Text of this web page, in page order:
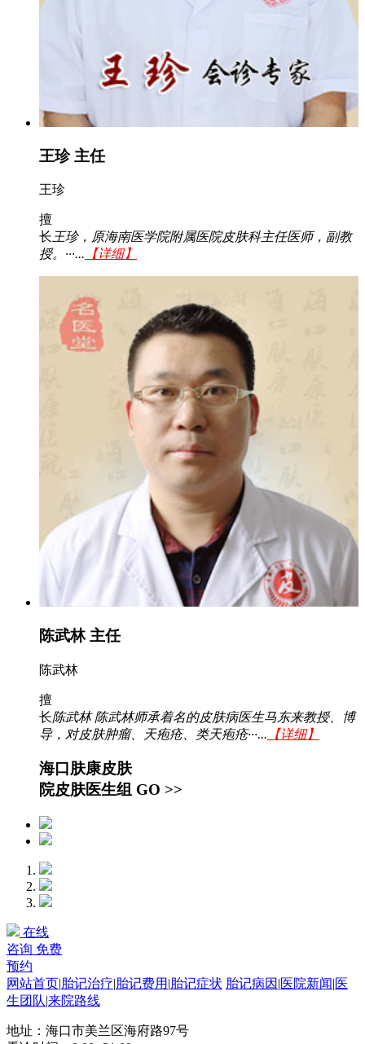
王珍 主任
王珍
擅
长王珍，原海南医学院附属医院皮肤科主任医师，副教
授。···... 【详细】
陈武林 主任
陈武林
擅
长陈武林 陈武林师承着名的皮肤病医生马东来教授、博
导，对皮肤肿瘤、天疱疮、类天疱疮···... 【详细】
海口肤康皮肤
院皮肤医生组 GO >>
在线
咨询 免费
预约
网站首页|胎记治疗|胎记费用 |胎记症状 胎记病因 |医院新闻|医
生团队|来院路线
地址：海口市美兰区海府路97号